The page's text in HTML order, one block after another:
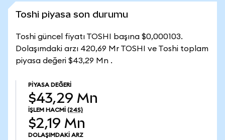
Toshi piyasa son durumu
Toshi güncel fiyatı TOSHI başına $0,000103.
Dolaşımdaki arzı 420,69 Mr TOSHI ve Toshi toplam
piyasa değeri $43,29 Mn .
PIYASA DEĞERI
$43,29 Mn
İŞLEM HACMI (24S)
$2,19 Mn
DOLAŞIMDAKI ARZ